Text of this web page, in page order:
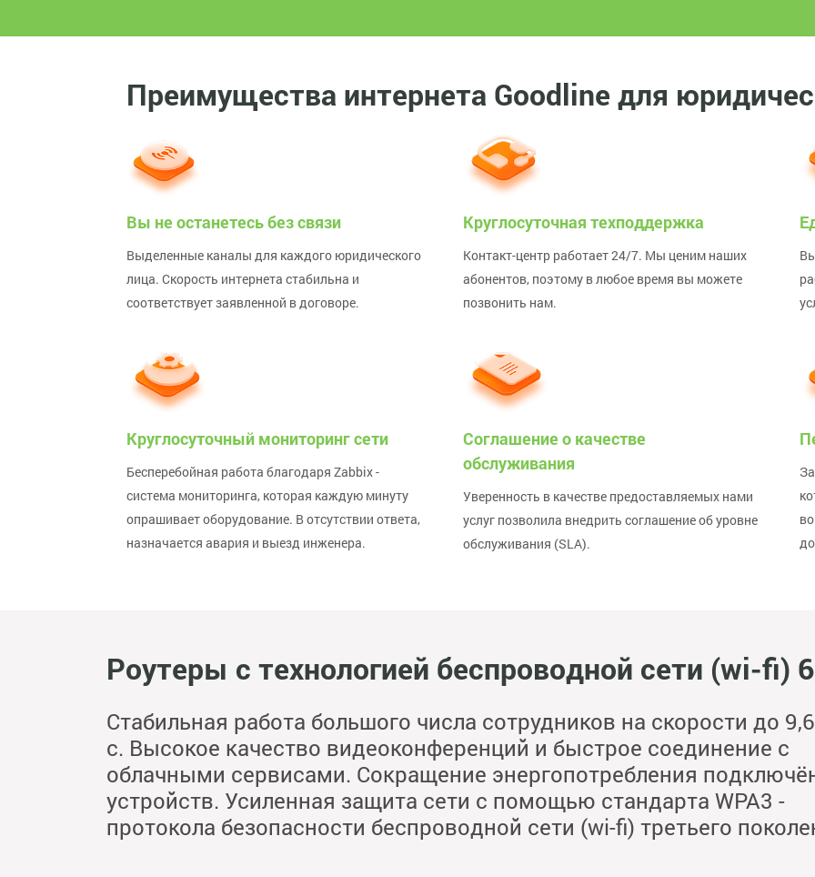
Преимущества интернета Goodline для
Вы не останетесь без связи
Выделенные каналы для каждого юридического
лица. Скорость интернета стабильна и
соответствует заявленной в договоре.
Круглосуточная техподдержка
Контакт-центр работает 24/7. Мы ценим наших
абонентов, поэтому в любое время вы можете
позвонить нам.
Круглосуточный мониторинг сети
Бесперебойная работа благодаря Zabbix -
система мониторинга, которая каждую минуту
опрашивает оборудование. В отсутствии ответа,
назначается авария и выезд инженера.
Соглашение о качестве
обслуживания
Уверенность в качестве предоставляемых нами
услуг позволила внедрить соглашение об уровне
обслуживания (SLA).
Роутеры с технологией беспроводной сети (wi-fi) 6
Стабильная работа большого числа сотрудников на скорости до
с. Высокое качество видеоконференций и быстрое соединение с
облачными сервисами. Сокращение энергопотребления
устройств. Усиленная защита сети с помощью стандарта WPA3 -
протокола безопасности беспроводной сети (wi-fi) третьего